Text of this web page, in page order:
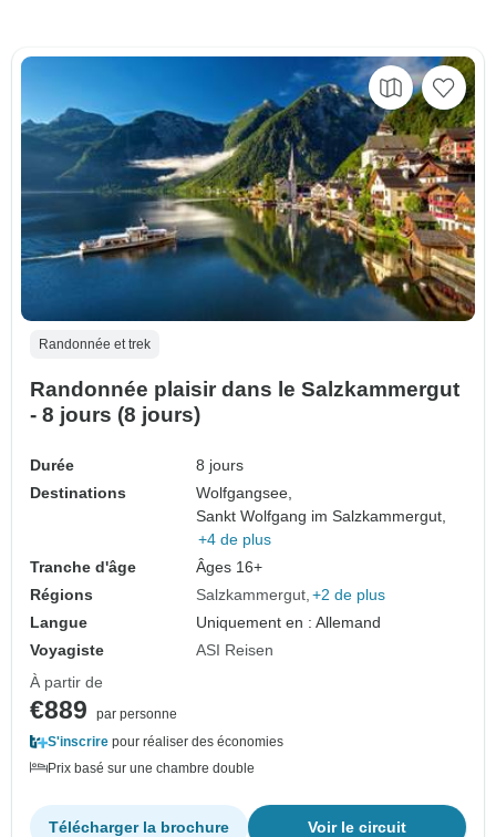
Randonnée et trek
Randonnée plaisir dans le Salzkammergut
- 8 jours (8 jours)
Durée
8 jours
Destinations
Wolfgangsee,
Sankt Wolfgang im Salzkammergut,
+4 de plus
Tranche d'âge
Âges 16+
Régions
Salzkammergut +2 de plus
Langue
Uniquement en : Allemand
Voyagiste
ASI Reisen
À partir de
€889
par personne
S'inscrire pour réaliser des économies
Prix basé sur une chambre double
Voir le circuit
Télécharger la brochure